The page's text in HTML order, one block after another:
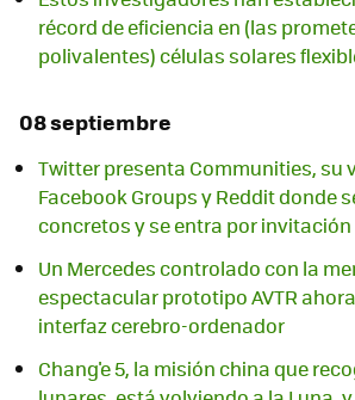
récord de eficiencia en (las
polivalentes) células solares
08 septiembre
Twitter presenta Communities, su
Facebook Groups y Reddit donde
concretos y se entra por invitación
Un Mercedes controlado con la
espectacular prototipo AVTR
interfaz cerebro-ordenador
Chang'e 5, la misión china que